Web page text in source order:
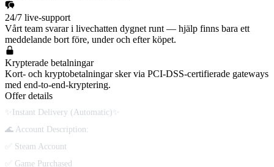
24/7 live-support
Vårt team svarar i livechatten dygnet runt — hjälp finns bara ett
meddelande bort före, under och efter köpet.
Krypterade betalningar
Kort- och kryptobetalningar sker via PCI-DSS-certifierade gateways
med end-to-end-kryptering.
Offer details
✨Instant Delivery (Automatic)✨
🌊 Account Description:
✅ Steam Account
✅ Game Purchased